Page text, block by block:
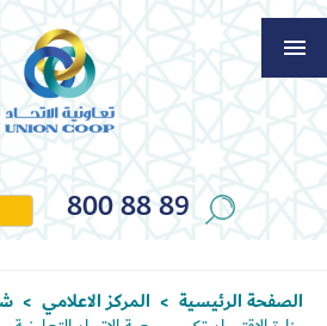
800 88 89
الصفحة الرئيسية > المركز الاعلامي >